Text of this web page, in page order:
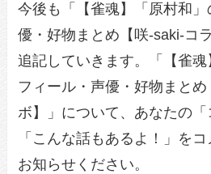
今後も「【雀魂】「原村和
優・好物まとめ【咲-saki-コ
追記していきます。「【雀
フィール・声優・好物まとめ
ボ】」について、あなたの「
「こんな話もあるよ！」を
お知らせください。